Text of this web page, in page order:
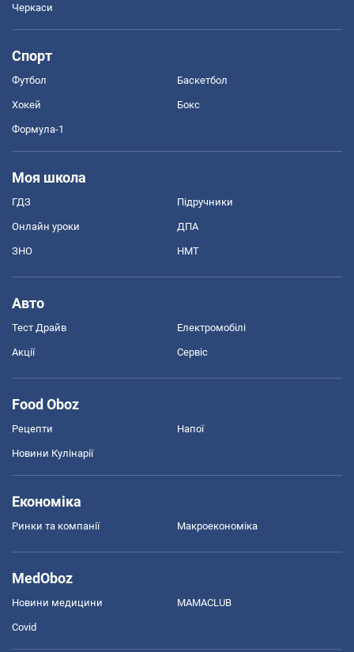
Черкаси
Спорт
Футбол Баскетбол
Хокей Бокс
Формула-1
Моя школа
ГДЗ Підручники
Онлайн уроки ДПА
ЗНО НМТ
Авто
Тест Драйв Електромобілі
Акції Сервіс
Food Oboz
Рецепти Напої
Новини Кулінарії
Економіка
Ринки та компанії Макроекономіка
MedOboz
Новини медицини MAMACLUB
Covid